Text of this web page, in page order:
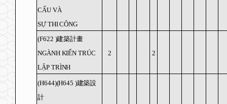
CẤU VÀ
SỰ THI CÔNG
(F622 )建築計畫
NGÀNH KIẾN TRÚC 2
2
LẬP TRÌNH
(H644)(H645 )建築設
計